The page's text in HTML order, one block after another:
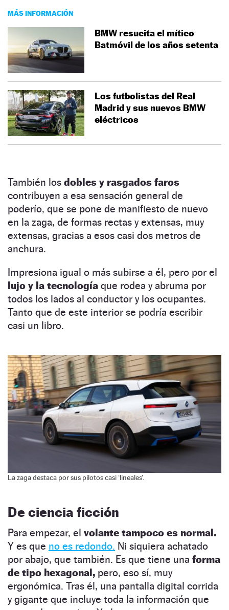
MÁS INFORMACIÓN
BMW resucita el mítico
Batmóvil de los años setenta
Los futbolistas del Real
Madrid y sus nuevos BMW
eléctricos
También los dobles y rasgados faros
contribuyen a esa sensación general de
poderío, que se pone de manifiesto de nuevo
en la zaga, de formas rectas y extensas, muy
extensas, gracias a esos casi dos metros de
anchura.
Impresiona igual o más subirse a él, pero por el
lujo y la tecnología que rodea y abruma por
todos los lados al conductor y los ocupantes.
Tanto que de este interior se podría escribir
casi un libro.
La zaga destaca por sus pilotos casi ‘lineales’.
De ciencia ficción
Para empezar, el volante tampoco es normal.
Y es que no es redondo. Ni siquiera achatado
por abajo, que también. Es que tiene una forma
de tipo hexagonal, pero, eso sí, muy
ergonómica. Tras él, una pantalla digital corrida
y gigante que incluye toda la información que